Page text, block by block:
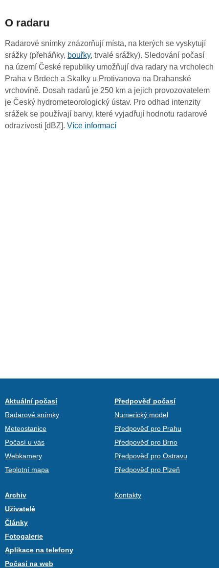
O radaru
Radarové snímky znázorňují místa, na kterých se vyskytují
srážky (přeháňky, bouřky, trvalé srážky). Sledování počasí
na území České republiky umožňují dva radary na vrcholech
Praha v Brdech a Skalky u Protivanova na Drahanské
vrchovině. Dosah radarů je 250 km a jejich provozovatelem
je Český hydrometeorologický ústav. Pro odhad intenzity
srážek se používají barvy, které vyjadřují hodnotu radarové
odrazivosti [dBZ]. Více informací
Aktuální počasí
Radarové snímky
Meteostanice
Počasí u vás
Webkamery
Teplotní mapa
Předpověď počasí
Numerický model
Předpověď pro Prahu
Předpověď pro Brno
Předpověď pro Ostravu
Předpověď pro Plzeň
Archiv
Uživatelé
Články
Fotogalerie
Aplikace na telefony
Počasí na web
Kontakty